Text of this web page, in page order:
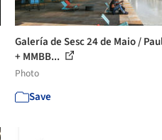
Galería de Sesc 24 de Maio /
+ MMBB...
Photo
Save